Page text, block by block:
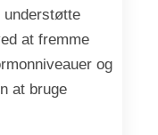
at fremme
og
at bruge